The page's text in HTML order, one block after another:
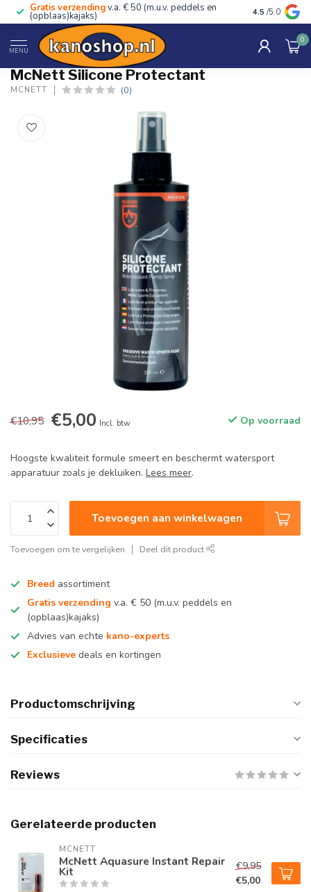
Gratis verzendingv.a. € 50 (m.u.v. peddels en
(opblaas)kajaks) Advies van
4.5 /5.0
MENU
0
Home / Silicone Protectant
McNett Silicone Protectant
MCNETT (0)
€10,95 €5,00 Incl. btw Op voorraad
Hoogste kwaliteit formule smeert en beschermt watersport
apparatuur zoals je dekluiken. Lees meer.
Toevoegen aan winkelwagen
Toevoegen om te vergelijken Deel dit product
Breed assortiment
Gratis verzending v.a. € 50 (m.u.v. peddels en
(opblaas)kajaks)
Advies van echte kano-experts
Exclusieve deals en kortingen
Productomschrijving
Specificaties
Reviews
Gerelateerde producten
MCNETT
McNett Aquasure Instant Repair
Kit
€9,95
€5,00